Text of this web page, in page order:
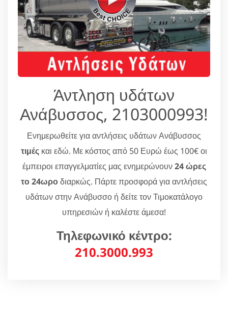
Άντληση υδάτων
Ανάβυσσος, 2103000993!
Ενημερωθείτε για αντλήσεις υδάτων Ανάβυσσος
τιμές και εδώ. Με κόστος από 50 Ευρώ έως 100€ οι
έμπειροι επαγγελματίες μας ενημερώνουν24 ώρες
το 24ωροδιαρκώς. Πάρτε προσφορά για αντλήσεις
υδάτων στην Ανάβυσσο ή δείτε τον Τιμοκατάλογο
υπηρεσιών ή καλέστε άμεσα!
Τηλεφωνικό κέντρο:
210.3000.993